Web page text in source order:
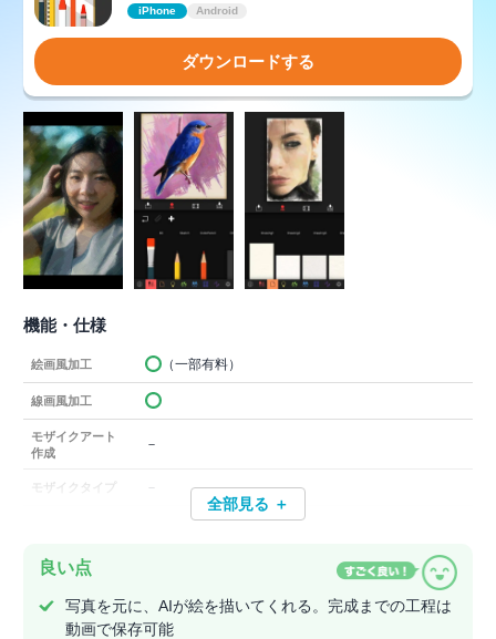
iPhone Android
ダウンロードする
機能・仕様
絵画風加工 （一部有料）
線画風加工
モザイクアート
作成
－
モザイクタイプ －
全部見る ＋
良い点
写真を元に、AIが絵を描いてくれる。完成までの工程は
動画で保存可能